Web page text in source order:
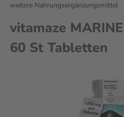
weitere Nahrungsergänzungsmittel
vitamaze
60 St Tabletten